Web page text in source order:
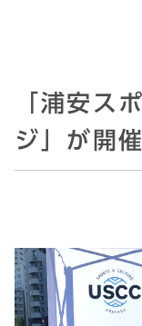
「浦安ス
ジ」が開